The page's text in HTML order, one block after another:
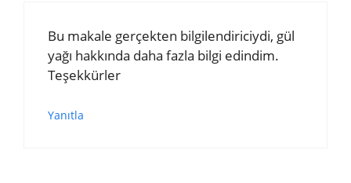
Bu makale gerçekten bilgilendiriciydi, gül
yağı hakkında daha fazla bilgi edindim.
Teşekkürler
Yanıtla